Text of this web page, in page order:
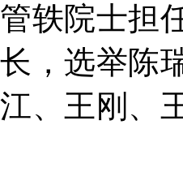
管轶院士担
长，选举陈
江、王刚、